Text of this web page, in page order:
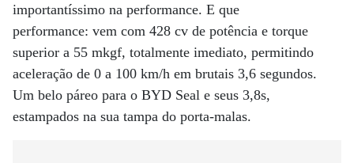
importantíssimo na performance. E que
performance: vem com 428 cv de potência e torque
superior a 55 mkgf, totalmente imediato, permitindo
aceleração de 0 a 100 km/h em brutais 3,6 segundos.
Um belo páreo para o BYD Seal e seus 3,8s,
estampados na sua tampa do porta-malas.